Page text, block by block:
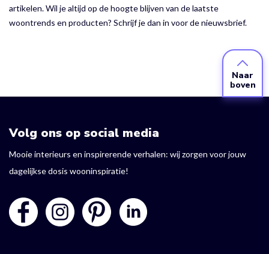
artikelen. Wil je altijd op de hoogte blijven van de laatste
woontrends en producten? Schrijf je dan in voor de nieuwsbrief.
Naar
boven
Volg ons op social media
Mooie interieurs en inspirerende verhalen: wij zorgen voor jouw
dagelijkse dosis wooninspiratie!